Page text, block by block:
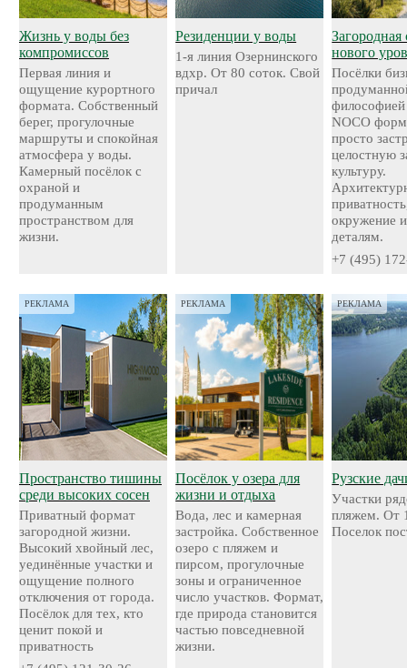
Жизнь у воды без
компромиссов
Первая линия и
ощущение курортного
формата. Собственный
берег, прогулочные
маршруты и спокойная
атмосфера у воды.
Камерный посёлок с
охраной и
продуманным
пространством для
жизни.
Резиденции у воды
1-я линия Озернинского
вдхр. От 80 соток. Свой
причал
Загородная
нового
Посёлки
NOCO
просто
целостную
культуру.
окружение
деталям.
+7 (495)
РЕКЛАМА
Пространство тишины
среди высоких сосен
Приватный формат
загородной жизни.
Высокий хвойный лес,
уединённые участки и
ощущение полного
отключения от города.
Посёлок для тех, кто
ценит покой и
приватность
РЕКЛАМА
Посёлок у озера для
жизни и отдыха
Вода, лес и камерная
застройка. Собственное
озеро с пляжем и
пирсом, прогулочные
зоны и ограниченное
число участков. Формат,
где природа становится
частью повседневной
жизни.
РЕКЛАМА
Рузские
Участки
пляжем. От
Поселок